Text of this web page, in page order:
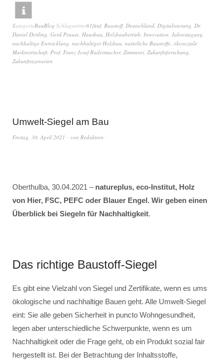
KategorieBauBlog Schlagwörter81fünf, Baustoff, Deutschland, Digitalisierung, Dr.
Daniel Dettling, Gerd Prause, Hausbau, Holzbaubetrieb, Innovation, Jahrestagung,
nachhaltige Entwicklung, nachhaltiger Holzbau, natürliche Baustoffe, ökosoziale
Marktwirtschaft, Prof. Franz Josef Radermacher, Zimmerei, Zukunftsforschung,
Zukunftsszenarien
Umwelt-Siegel am Bau
Freitag, 30. April 2021 von Redaktion
Oberthulba, 30.04.2021 – natureplus, eco-Institut, Holz
von Hier, FSC, PEFC oder Blauer Engel. Wir geben einen
Überblick bei Siegeln für Nachhaltigkeit.
Das richtige Baustoff-Siegel
Es gibt eine Vielzahl von Siegel und Zertifikate, wenn es ums
ökologische und nachhaltige Bauen geht. Alle Umwelt-Siegel
eint: Sie alle geben Sicherheit in puncto Wohngesundheit,
legen aber unterschiedliche Schwerpunkte, wenn es um
Nachhaltigkeit oder die Frage geht, ob ein Produkt sozial fair
hergestellt ist. Bei der Betrachtung der Inhaltsstoffe,